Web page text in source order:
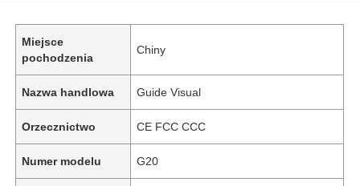
Miejsce
pochodzenia
Chiny
Nazwa handlowa Guide Visual
Orzecznictwo CE FCC CCC
Numer modelu G20